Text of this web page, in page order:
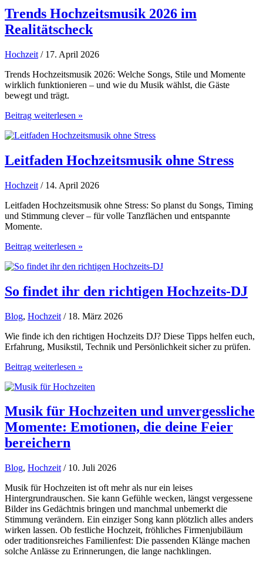
Trends Hochzeitsmusik 2026 im
Realitätscheck
Hochzeit / 17. April 2026
Trends Hochzeitsmusik 2026: Welche Songs, Stile und Momente
wirklich funktionieren – und wie du Musik wählst, die Gäste
bewegt und trägt.
Trends
2026
Realitätscheck
Beitrag weiterlesen »
Leitfaden Hochzeitsmusik ohne Stress
Hochzeit / 14. April 2026
Leitfaden Hochzeitsmusik ohne Stress: So planst du Songs, Timing
und Stimmung clever – für volle Tanzflächen und entspannte
Momente.
Leitfaden
ohne
Beitrag weiterlesen »
So findet ihr den richtigen Hochzeits-DJ
Blog, Hochzeit / 18. März 2026
Wie finde ich den richtigen Hochzeits DJ? Diese Tipps helfen euch,
Erfahrung, Musikstil, Technik und Persönlichkeit sicher zu prüfen.
So
ihr
richtigen
Hochzeits-
DJ
Beitrag weiterlesen »
Musik für Hochzeiten und unvergessliche
Momente: Emotionen, die deine Feier
bereichern
Blog, Hochzeit / 10. Juli 2026
Musik für Hochzeiten ist oft mehr als nur ein leises
Hintergrundrauschen. Sie kann Gefühle wecken, längst vergessene
Bilder ins Gedächtnis bringen und manchmal unbemerkt die
Stimmung verändern. Ein einziger Song kann plötzlich alles anders
wirken lassen. Ob festliche Hochzeit, fröhliches Firmenjubiläum
oder traditionsreiches Familienfest: Die passenden Klänge machen
solche Anlässe zu Erinnerungen, die lange nachklingen.